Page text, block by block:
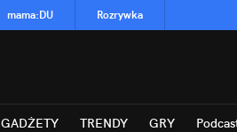
mama:DU Rozrywka
GADŻETY TRENDY GRY